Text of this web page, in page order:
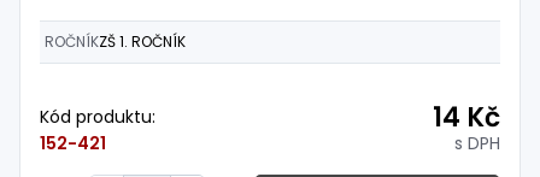
ROČNÍKZŠ 1. ROČNÍK
Kód produktu:
152-421
14 Kč
s DPH